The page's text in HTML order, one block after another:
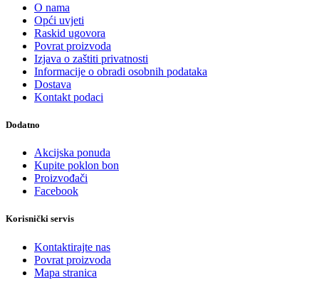
O nama
Opći uvjeti
Raskid ugovora
Povrat proizvoda
Izjava o zaštiti privatnosti
Informacije o obradi osobnih podataka
Dostava
Kontakt podaci
Dodatno
Akcijska ponuda
Kupite poklon bon
Proizvođači
Facebook
Korisnički servis
Kontaktirajte nas
Povrat proizvoda
Mapa stranica